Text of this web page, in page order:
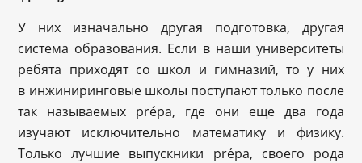
У них изначально другая подготовка, другая
система образования. Если в наши университеты
ребята приходят со школ и гимназий, то у них
в инжиниринговые школы поступают только после
так называемых prépa, где они еще два года
изучают исключительно математику и физику.
Только лучшие выпускники prépa, своего рода